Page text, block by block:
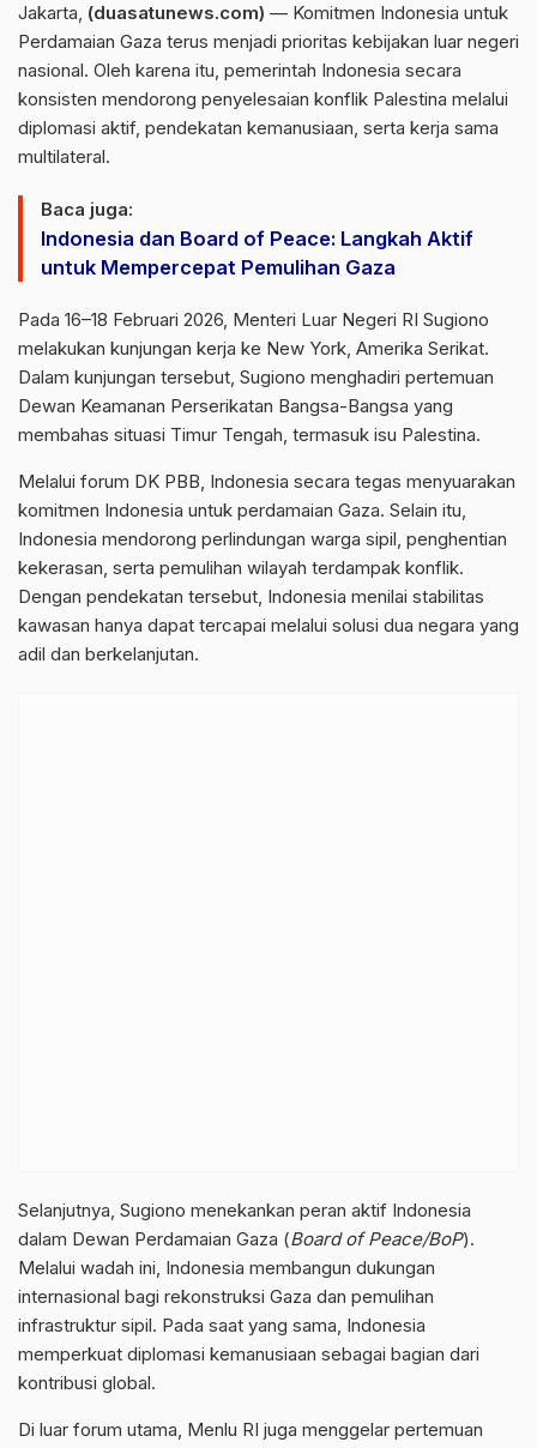
Jakarta, (duasatunews.com) — Komitmen Indonesia untuk
Perdamaian Gaza terus menjadi prioritas kebijakan luar negeri
nasional. Oleh karena itu, pemerintah Indonesia secara
konsisten mendorong penyelesaian konflik Palestina melalui
diplomasi aktif, pendekatan kemanusiaan, serta kerja sama
multilateral.
Baca juga:
Indonesia dan Board of Peace: Langkah Aktif
untuk Mempercepat Pemulihan Gaza
Pada 16–18 Februari 2026, Menteri Luar Negeri RI Sugiono
melakukan kunjungan kerja ke New York, Amerika Serikat.
Dalam kunjungan tersebut, Sugiono menghadiri pertemuan
Dewan Keamanan Perserikatan Bangsa-Bangsa yang
membahas situasi Timur Tengah, termasuk isu Palestina.
Melalui forum DK PBB, Indonesia secara tegas menyuarakan
komitmen Indonesia untuk perdamaian Gaza. Selain itu,
Indonesia mendorong perlindungan warga sipil, penghentian
kekerasan, serta pemulihan wilayah terdampak konflik.
Dengan pendekatan tersebut, Indonesia menilai stabilitas
kawasan hanya dapat tercapai melalui solusi dua negara yang
adil dan berkelanjutan.
Selanjutnya, Sugiono menekankan peran aktif Indonesia
dalam Dewan Perdamaian Gaza (Board of Peace/BoP).
Melalui wadah ini, Indonesia membangun dukungan
internasional bagi rekonstruksi Gaza dan pemulihan
infrastruktur sipil. Pada saat yang sama, Indonesia
memperkuat diplomasi kemanusiaan sebagai bagian dari
kontribusi global.
Di luar forum utama, Menlu RI juga menggelar pertemuan